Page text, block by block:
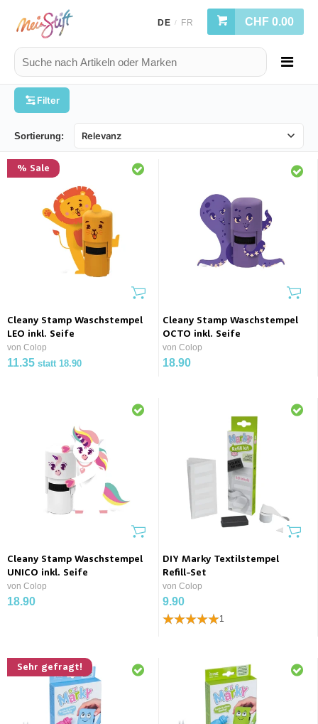
DE / FR CHF 0.00
Filter
Sortierung:
% Sale
Cleany Stamp Waschstempel
LEO inkl. Seife
von Colop
11.35 statt 18.90
Cleany Stamp Waschstempel
OCTO inkl. Seife
von Colop
18.90
Cleany Stamp Waschstempel
UNICO inkl. Seife
von Colop
18.90
DIY Marky Textilstempel
Refill-Set
von Colop
9.90
1
Sehr gefragt!